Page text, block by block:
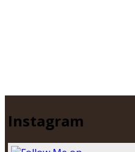
Instagram